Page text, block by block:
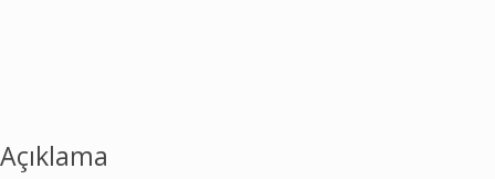
Açıklama